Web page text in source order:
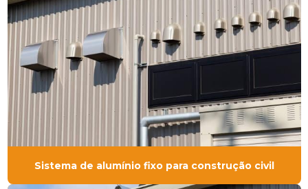
Sistema de alumínio fixo para construção civil